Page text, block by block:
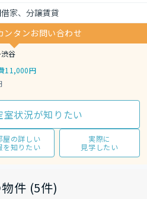
家、分譲賃貸
ンタンお問い合わせ
谷
11,000円
室状況が知りたい
屋の詳しい
を知りたい
実際に
見学したい
件 (5件)